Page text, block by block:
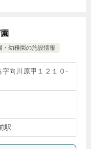
幼稚園の施設情報
向川原甲１２１０‐
駅